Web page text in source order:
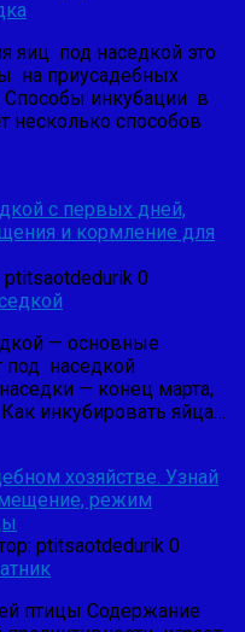
яиц под наседкой это
на приусадебных
Способы инкубации в
несколько способов
с первых дней,
и кормление для
ptitsaotdedurik 0
— основные
под наседкой
— конец марта,
инкубировать яйца…
хозяйстве. Узнай
режим
ptitsaotdedurik 0
птицы Содержание